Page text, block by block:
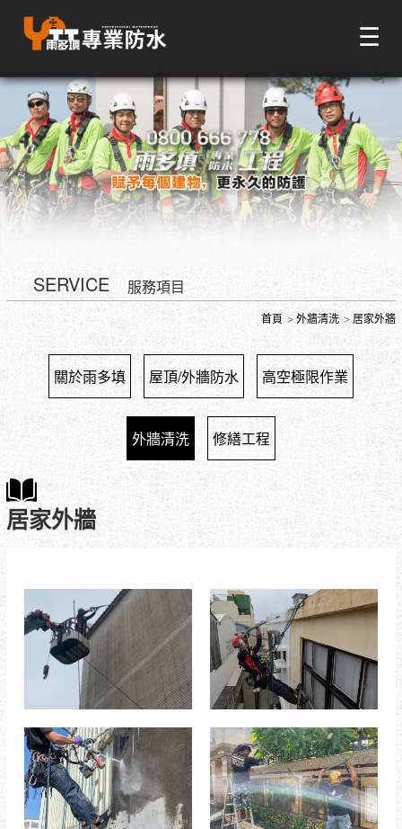
☰
SERVICE 服務項目
首頁 外牆清洗 居家外牆
關於雨多填 屋頂/外牆防水 高空極限作業
外牆清洗 修繕工程
居家外牆